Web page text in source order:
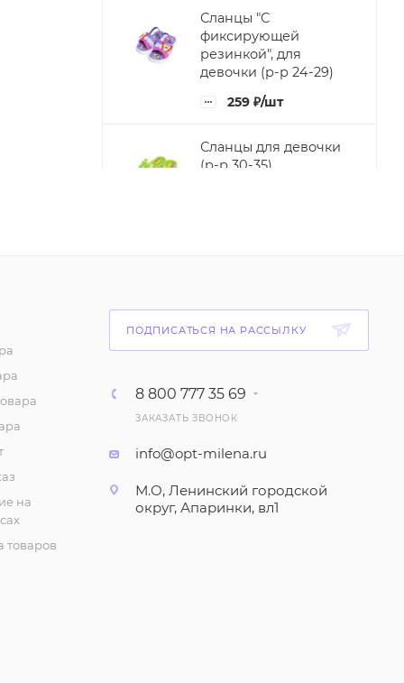
Сланцы "С
фиксирующей
резинкой", для
девочки (р-р 24-29)
259 ₽/шт
Сланцы для девочки
(р-р 30-35)
236₽/шт
(р-р 30-35)
271
Сланцы "Вьетнамки",
для мальчика (р-р 30-
35)
на
товаров
ПОДПИСАТЬСЯ НА РАССЫЛКУ
8 800 777 35 69
ЗАКАЗАТЬ ЗВОНОК
info@opt-milena.ru
М.О, Ленинский городской
округ, Апаринки, вл1